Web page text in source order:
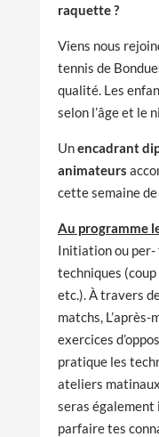
raquette ?
Viens nous
tennis de
qualité. Les
selon l’âge et le
Unencadrant
animateurs
cette semaine
Au programme
Initiation ou per-
techniques
etc.). À travers
matchs, L’après-
exercices
pratique les
ateliers
seras également
parfaire tes